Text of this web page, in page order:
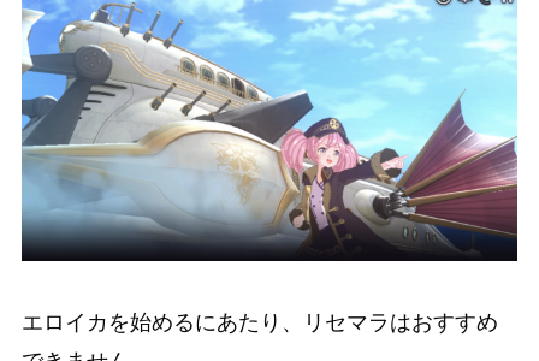
エロイカを始めるにあたり、
リセマラはおすすめ